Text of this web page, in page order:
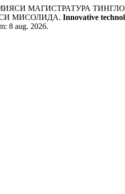
МАГИСТРАТУРА
МИСОЛИДA. Innovative
8 aug. 2026.